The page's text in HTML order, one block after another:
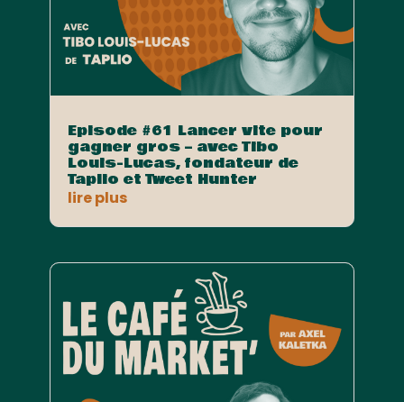
Episode #61 Lancer vite pour
gagner gros – avec Tibo
Louis-Lucas, fondateur de
Taplio et Tweet Hunter
lire plus